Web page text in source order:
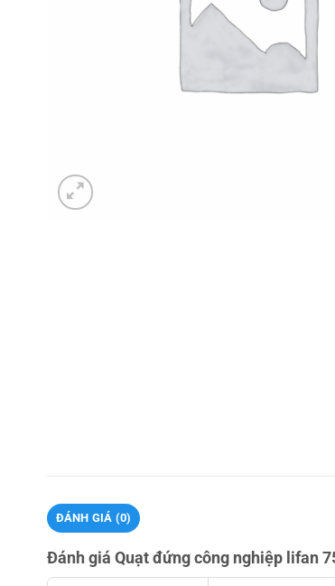
ĐÁNH GIÁ (0)
Đánh giá Quạt đứng công nghiệp lifan